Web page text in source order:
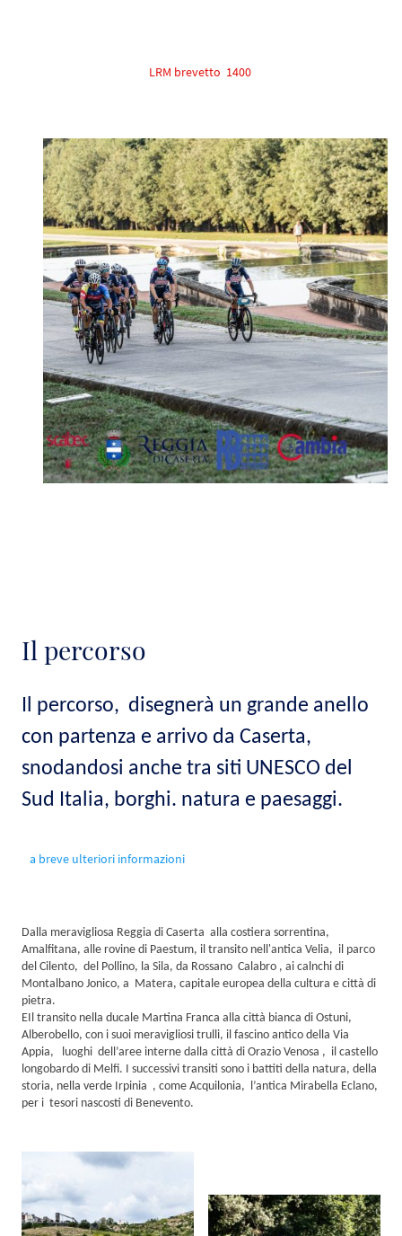
LRM brevetto 1400
Il percorso
Il percorso, disegnerà un grande anello
con partenza e arrivo da Caserta,
snodandosi anche tra siti UNESCO del
Sud Italia, borghi. natura e paesaggi.
a breve ulteriori informazioni
Dalla meravigliosa Reggia di Caserta alla costiera sorrentina,
Amalfitana, alle rovine di Paestum, il transito nell'antica Velia, il parco
del Cilento, del Pollino, la Sila, da Rossano Calabro , ai calnchi di
Montalbano Jonico, a Matera, capitale europea della cultura e città di
pietra.
EIl transito nella ducale Martina Franca alla città bianca di Ostuni,
Alberobello, con i suoi meravigliosi trulli, il fascino antico della Via
Appia, luoghi dell’aree interne dalla città di Orazio Venosa , il castello
longobardo di Melfi. I successivi transiti sono i battiti della natura, della
storia, nella verde Irpinia , come Acquilonia, l’antica Mirabella Eclano,
per i tesori nascosti di Benevento.